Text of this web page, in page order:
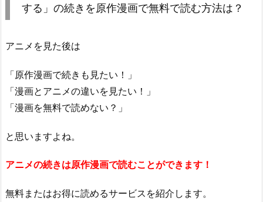
する」の続きを原作漫画で無料で読む方法は？
アニメを見た後は
「原作漫画で続きも見たい！」
「漫画とアニメの違いを見たい！」
「漫画を無料で読めない？」
と思いますよね。
アニメの続きは原作漫画で読むことができます！
無料またはお得に読めるサービスを紹介します。